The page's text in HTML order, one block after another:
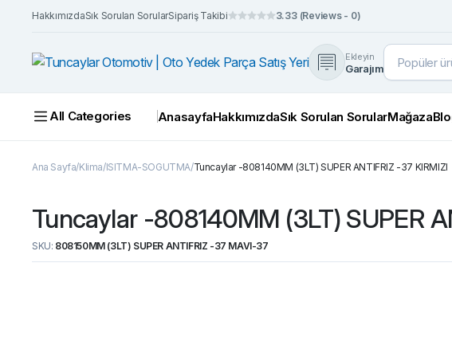
HakkımızdaSık Sorulan SorularSipariş Takibi 3.33 (Reviews - 0)
Ekleyin
Garajım
All Categories AnasayfaHakkımızdaSık Sorulan SorularMağaza
Ana Sayfa Klima ISITMA-SOGUTMA Tuncaylar -808140MM (3LT) SUPER ANTIFRIZ -37 KIRMIZI
Tuncaylar -808140MM (3LT) SUPER
SKU: 808150MM (3LT) SUPER ANTIFRIZ -37 MAVI-37